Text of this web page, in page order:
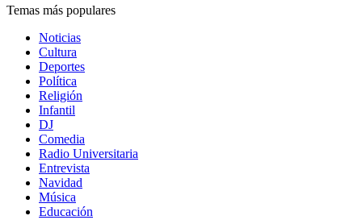
Temas más populares
Noticias
Cultura
Deportes
Política
Religión
Infantil
DJ
Comedia
Radio Universitaria
Entrevista
Navidad
Música
Educación